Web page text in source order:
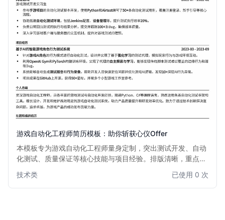
游戏自动化工程师简历模板：助你斩获心仪Offer
本模板专为游戏自动化工程师量身定制，突出测试开发、自动
化测试、质量保证等核心技能与项目经验。排版清晰，重点突
力，是游戏行业求职者的不二之选。
技术类 已使用 0 次